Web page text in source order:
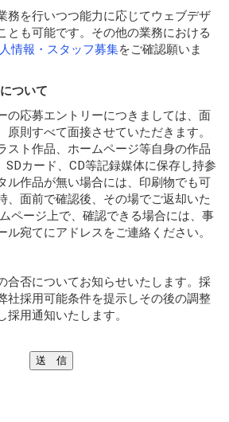
務を行いつつ能力に応じてウェブデザ
とも可能です。その他の業務における
情報・スタッフ募集をご確認願いま
ついて
の応募エントリーにつきましては、面
原則すべて面接させていただきます。
スト作品、ホームページ等自身の作品
SDカード、CD等記録媒体に保存し持参
ル作品が無い場合には、印刷物でも可
、面前で確認後、その場でご返却いた
ページ上で、確認できる場合には、事
ル宛てにアドレスをご連絡ください。
合否についてお知らせいたします。採
社採用可能条件を提示しその後の調整
採用通知いたします。